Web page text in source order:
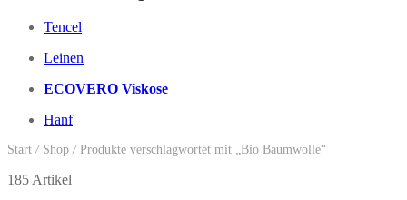
Tencel
Leinen
ECOVERO Viskose
Hanf
Start / Shop /Produkte verschlagwortet mit „Bio Baumwolle“
185 Artikel